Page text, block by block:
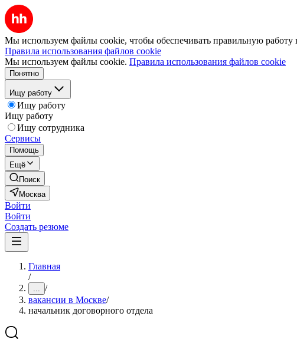
Мы используем файлы cookie, чтобы обеспечивать правильную работу
Правила использования файлов cookie
Мы используем файлы cookie. Правила использования файлов cookie
Понятно
Ищу работу
Ищу работу
Ищу работу
Ищу сотрудника
Сервисы
Помощь
Ещё
Поиск
Москва
Войти
Войти
Создать резюме
Главная
/
... /
вакансии в Москве/
начальник договорного отдела